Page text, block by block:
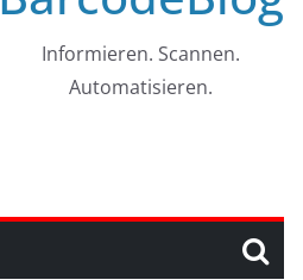
Informieren. Scannen.
Automatisieren.